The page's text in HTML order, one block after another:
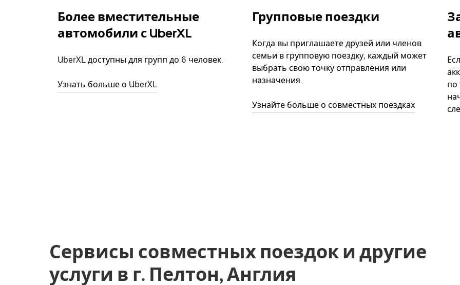
Более вместительные
автомобили с UberXL
UberXL доступны для групп до 6 человек.
Узнать больше о UberXL
Групповые поездки
Когда вы приглашаете друзей или членов
семьи в групповую поездку, каждый может
выбрать свою точку отправления или
назначения.
Узнайте больше о совместных поездках
по
Сервисы совместных поездок и другие
услуги в г. Пелтон, Англия